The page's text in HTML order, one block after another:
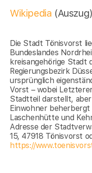
Wikipedia (Auszug)
Die Stadt Tönisvorst
Bundeslandes
kreisangehörige Stadt
Regierungsbezirk
ursprünglich
Vorst – wobei
Stadtteil darstellt,
Einwohner beherbergt
Laschenhütte und
Adresse der
15, 47918 Tönisvorst
https://